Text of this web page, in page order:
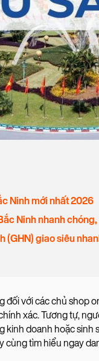
Ninh mới nhất 2026
Ninh nhanh
(GHN) giao siêu
đối với các chủ shop
xác. Tương tự,
kinh doanh hoặc sinh
cùng tìm hiểu ngay